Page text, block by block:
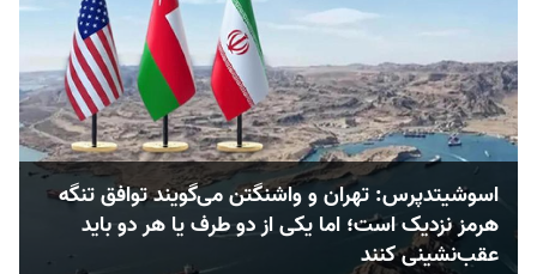
اسوشیتدپرس: تهران و واشنگتن می‌گویند توافق تنگه
هرمز نزدیک است؛ اما یکی از دو طرف یا هر دو باید
عقب‌نشینی کنند